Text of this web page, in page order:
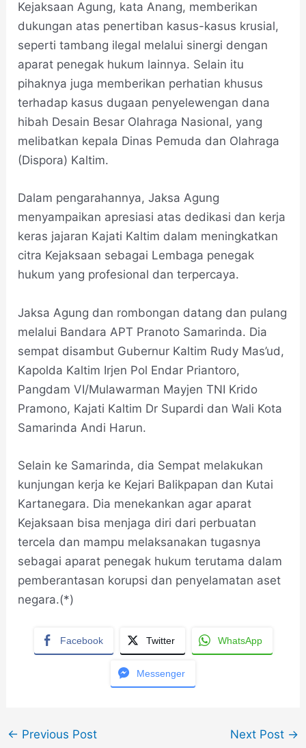
Kejaksaan Agung, kata Anang, memberikan
dukungan atas penertiban kasus-kasus krusial,
seperti tambang ilegal melalui sinergi dengan
aparat penegak hukum lainnya. Selain itu
pihaknya juga memberikan perhatian khusus
terhadap kasus dugaan penyelewengan dana
hibah Desain Besar Olahraga Nasional, yang
melibatkan kepala Dinas Pemuda dan Olahraga
(Dispora) Kaltim.
Dalam pengarahannya, Jaksa Agung
menyampaikan apresiasi atas dedikasi dan kerja
keras jajaran Kajati Kaltim dalam meningkatkan
citra Kejaksaan sebagai Lembaga penegak
hukum yang profesional dan terpercaya.
Jaksa Agung dan rombongan datang dan pulang
melalui Bandara APT Pranoto Samarinda. Dia
sempat disambut Gubernur Kaltim Rudy Mas’ud,
Kapolda Kaltim Irjen Pol Endar Priantoro,
Pangdam VI/Mulawarman Mayjen TNI Krido
Pramono, Kajati Kaltim Dr Supardi dan Wali Kota
Samarinda Andi Harun.
Selain ke Samarinda, dia Sempat melakukan
kunjungan kerja ke Kejari Balikpapan dan Kutai
Kartanegara. Dia menekankan agar aparat
Kejaksaan bisa menjaga diri dari perbuatan
tercela dan mampu melaksanakan tugasnya
sebagai aparat penegak hukum terutama dalam
pemberantasan korupsi dan penyelamatan aset
negara.(*)
Facebook Twitter WhatsApp
Messenger
← Previous Post Next Post →